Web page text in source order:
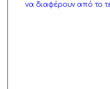
να διαφέρουν από το